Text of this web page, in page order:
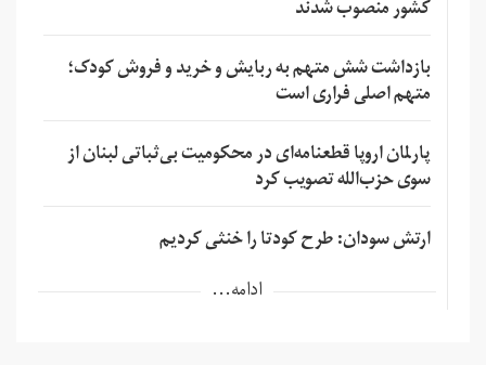
کشور منصوب شدند
بازداشت شش متهم به ربایش و خرید و فروش کودک؛
متهم اصلی فراری است
پارلمان اروپا قطعنامه‌ای در محکومیت بی‌ثباتی لبنان از
سوی حزب‌الله تصویب کرد
ارتش سودان: طرح کودتا را خنثی کردیم
ادامه...